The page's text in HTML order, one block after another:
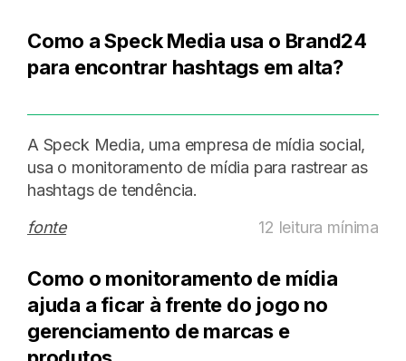
Como a Speck Media usa o Brand24
para encontrar hashtags em alta?
A Speck Media, uma empresa de mídia social,
usa o monitoramento de mídia para rastrear as
hashtags de tendência.
fonte
12 leitura mínima
Como o monitoramento de mídia
ajuda a ficar à frente do jogo no
gerenciamento de marcas e